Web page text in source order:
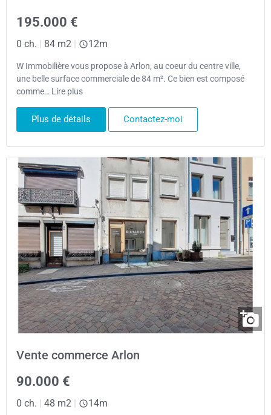
195.000 €
0 ch. | 84 m2 | 12m
W Immobilière vous propose à Arlon, au coeur du centre ville,
une belle surface commerciale de 84 m². Ce bien est composé
comme… Lire plus
Plus de détails Contactez-moi
Vente commerce Arlon
90.000 €
0 ch. | 48 m2 | 14m